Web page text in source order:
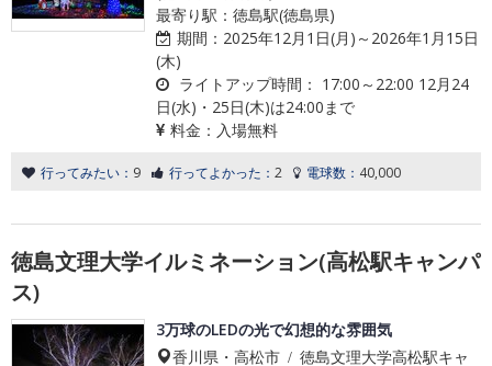
最寄り駅：徳島駅(徳島県)
期間： 2025年12月1日(月)～2026年1月15日
(木)
ライトアップ時間： 17:00～22:00 12月24
日(水)・25日(木)は24:00まで
料金： 入場無料
行ってみたい： 9 行ってよかった： 2 電球数： 40,000
徳島文理大学イルミネーション(高松駅キャンパ
ス)
3万球のLEDの光で幻想的な雰囲気
香川県・高松市 / 徳島文理大学高松駅キャ